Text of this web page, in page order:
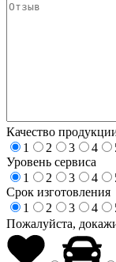
Качество
1
2 3 4
Уровень сервиса
1
2 3 4
Срок изготовления
1
2 3 4
Пожалуйста,